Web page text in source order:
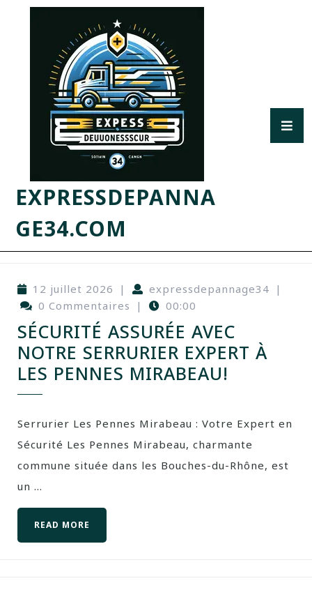
EXPRESSDEPANNA
GE34.COM
12 juillet 2026 | expressdepannage34 |
0 Commentaires
| 00:00
SÉCURITÉ ASSURÉE AVEC
NOTRE SERRURIER EXPERT À
LES PENNES MIRABEAU!
Serrurier Les Pennes Mirabeau : Votre Expert en
Sécurité Les Pennes Mirabeau, charmante
commune située dans les Bouches-du-Rhône, est
un ...
READ MORE